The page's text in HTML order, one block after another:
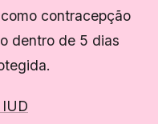
contracepção
dentro de 5 dias